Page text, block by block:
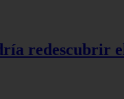
redescubrir